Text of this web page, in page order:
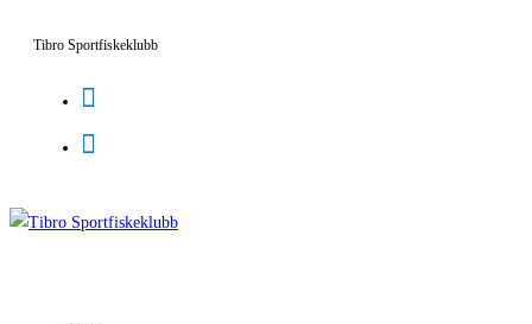
Tibro Sportfiskeklubb